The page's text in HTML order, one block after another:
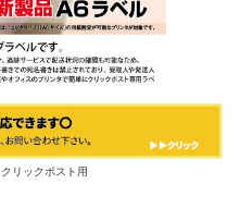
クリックポスト用